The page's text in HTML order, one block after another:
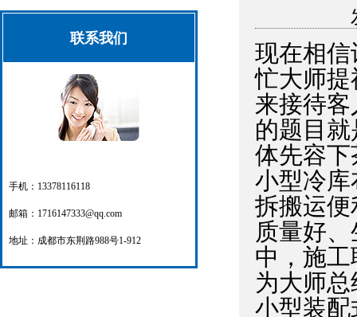
现在相
忙大师
来接待
的题目
体先容
小型冷
拆搬运
质量好
中，施
为大师
小型装
联系我们
手机：13378116118
邮箱：1716147333@qq.com
地址：成都市东荆路988号1-912